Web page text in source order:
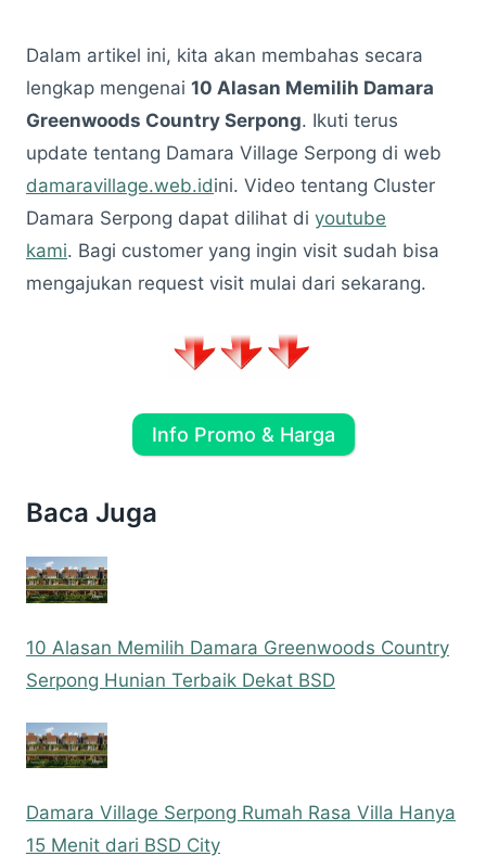
Dalam artikel ini, kita akan membahas secara
lengkap mengenai 10 Alasan Memilih Damara
Greenwoods Country Serpong. Ikuti terus
update tentang Damara Village Serpong di web
damaravillage.web.idini. Video tentang Cluster
Damara Serpong dapat dilihat di youtube
kami. Bagi customer yang ingin visit sudah bisa
mengajukan request visit mulai dari sekarang.
Info Promo & Harga
Baca Juga
10 Alasan Memilih Damara Greenwoods Country
Serpong Hunian Terbaik Dekat BSD
Damara Village Serpong Rumah Rasa Villa Hanya
15 Menit dari BSD City